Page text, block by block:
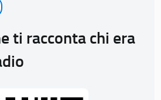
ti racconta chi era